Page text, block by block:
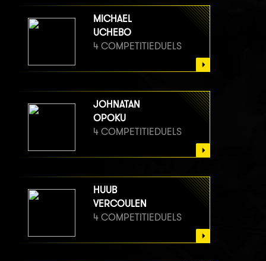
MICHAEL
UCHEBO
4 COMPETITIEDUELS
JOHNATAN
OPOKU
4 COMPETITIEDUELS
HUUB
VERCOULEN
4 COMPETITIEDUELS